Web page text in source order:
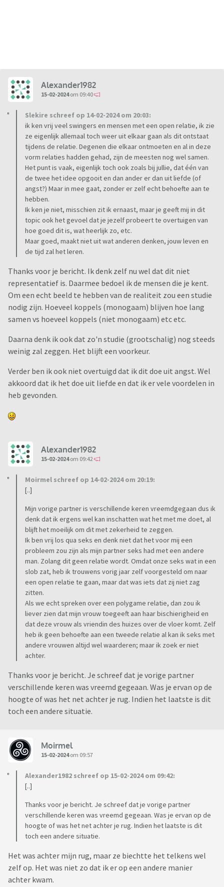
Alexander1982
15-02-2024om 09:40
Slekire schreef op 14-02-2024 om 20:03:
ik ken vrij veel swingers en mensen met een open relatie, ik zie
ze eigenlijk allemaal toch weer uit elkaar gaan als dit ontstaat
tijdens de relatie. Degenen die elkaar ontmoeten en al in deze
vorm relaties hadden gehad, zijn de meesten nog wel samen.
Het punt is vaak, eigenlijk toch ook zoals bij jullie, dat één van
de twee het idee opgooit en dan ander er dan uit liefde (of
angst?) Maar in mee gaat, zonder er zelf echt behoefte aan te
hebben.
Ik ken je niet, misschien zit ik ernaast, maar je geeft mij in dit
topic ook het gevoel dat je jezelf probeert te overtuigen van
hoe goed dit is, wat heerlijk zo, etc.
Maar goed, maakt niet uit wat anderen denken, jouw leven en
de tijd zal het leren.
Thanks voor je bericht. Ik denk zelf nu wel dat dit niet
representatief is. Daarmee bedoel ik de mensen die je kent.
Om een echt beeld te hebben van de realiteit zou een studie
nodig zijn. Hoeveel koppels (monogaam) blijven hoe lang
samen vs hoeveel koppels (niet monogaam) etc etc.
Daarna denk ik ook dat zo'n studie (grootschalig) nog steeds
weinig zal zeggen. Het blijft een voorkeur.
Verder ben ik ook niet overtuigd dat ik dit doe uit angst. Wel
akkoord dat ik het doe uit liefde en dat ik er vele voordelen in
heb gevonden.
Alexander1982
15-02-2024om 09:42
Moirmel schreef op 14-02-2024 om 20:19:
[..]
Mijn vorige partner is verschillende keren vreemdgegaan dus ik
denk dat ik ergens wel kan inschatten wat het met me doet, al
blijft het moeilijk om dit met zekerheid te zeggen.
Ik ben vrij los qua seks en denk niet dat het voor mij een
probleem zou zijn als mijn partner seks had met een andere
man. Zolang dit geen relatie wordt. Omdat onze seks wat in een
slob zat, heb ik trouwens vorig jaar zelf voorgesteld om naar
een open relatie te gaan, maar dat was iets dat zij niet zag
zitten.
Als we echt spreken over een polygame relatie, dan zou ik
liever zien dat mijn vrouw toegeeft aan haar bischierigheid en
dat deze vrouw als vriendin des huizes over de vloer komt. Zelf
heb ik geen behoefte aan een tweede relatie al kan ik seks met
andere vrouwen altijd wel waarderen; maar ik zoek er niet
achter.
Thanks voor je bericht. Je schreef dat je vorige partner
verschillende keren was vreemd gegeaan. Was je ervan op de
hoogte of was het net achter je rug. Indien het laatste is dit
toch een andere situatie.
Moirmel
15-02-2024om 09:57
Alexander1982 schreef op 15-02-2024 om 09:42:
[..]
Thanks voor je bericht. Je schreef dat je vorige partner
verschillende keren was vreemd gegeaan. Was je ervan op de
hoogte of was het net achter je rug. Indien het laatste is dit
toch een andere situatie.
Het was achter mijn rug, maar ze biechtte het telkens wel
zelf op. Het was niet zo dat ik er op een andere manier
achter kwam.